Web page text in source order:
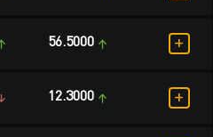
56.5000 +
12.3000 +